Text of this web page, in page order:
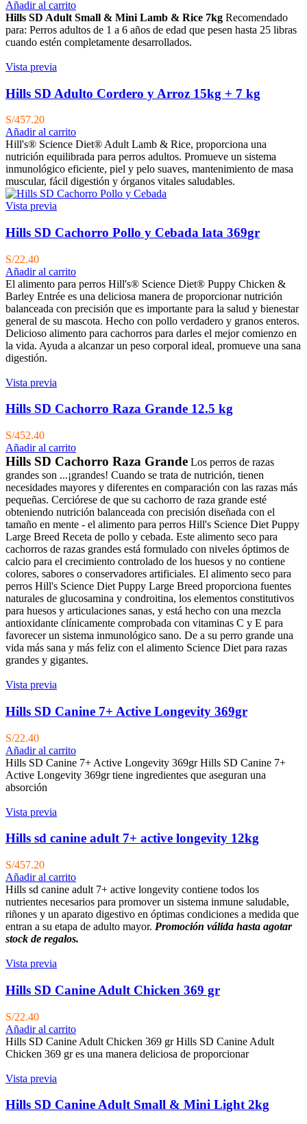
Añadir al carrito
Hills SD Adult Small & Mini Lamb & Rice 7kg Recomendado
para: Perros adultos de 1 a 6 años de edad que pesen hasta 25 libras
cuando estén completamente desarrollados.
Vista previa
Hills SD Adulto Cordero y Arroz 15kg + 7 kg
S/457.20
Añadir al carrito
Hill's® Science Diet® Adult Lamb & Rice, proporciona una
nutrición equilibrada para perros adultos. Promueve un sistema
inmunológico eficiente, piel y pelo suaves, mantenimiento de masa
muscular, fácil digestión y órganos vitales saludables.
Vista previa
Hills SD Cachorro Pollo y Cebada lata 369gr
S/22.40
Añadir al carrito
El alimento para perros Hill's® Science Diet® Puppy Chicken &
Barley Entrée es una deliciosa manera de proporcionar nutrición
balanceada con precisión que es importante para la salud y bienestar
general de su mascota. Hecho con pollo verdadero y granos enteros.
Delicioso alimento para cachorros para darles el mejor comienzo en
la vida. Ayuda a alcanzar un peso corporal ideal, promueve una sana
digestión.
Vista previa
Hills SD Cachorro Raza Grande 12.5 kg
S/452.40
Añadir al carrito
Hills SD Cachorro Raza Grande Los perros de razas
grandes son ...¡grandes! Cuando se trata de nutrición, tienen
necesidades mayores y diferentes en comparación con las razas más
pequeñas. Cerciórese de que su cachorro de raza grande esté
obteniendo nutrición balanceada con precisión diseñada con el
tamaño en mente - el alimento para perros Hill's Science Diet Puppy
Large Breed Receta de pollo y cebada. Este alimento seco para
cachorros de razas grandes está formulado con niveles óptimos de
calcio para el crecimiento controlado de los huesos y no contiene
colores, sabores o conservadores artificiales. El alimento seco para
perros Hill's Science Diet Puppy Large Breed proporciona fuentes
naturales de glucosamina y condroitina, los elementos constitutivos
para huesos y articulaciones sanas, y está hecho con una mezcla
antioxidante clínicamente comprobada con vitaminas C y E para
favorecer un sistema inmunológico sano. De a su perro grande una
vida más sana y más feliz con el alimento Science Diet para razas
grandes y gigantes.
Vista previa
Hills SD Canine 7+ Active Longevity 369gr
S/22.40
Añadir al carrito
Hills SD Canine 7+ Active Longevity 369gr Hills SD Canine 7+
Active Longevity 369gr tiene ingredientes que aseguran una
absorción
Vista previa
Hills sd canine adult 7+ active longevity 12kg
S/457.20
Añadir al carrito
Hills sd canine adult 7+ active longevity contiene todos los
nutrientes necesarios para promover un sistema inmune saludable,
riñones y un aparato digestivo en óptimas condiciones a medida que
entran a su etapa de adulto mayor. Promoción válida hasta agotar
stock de regalos.
Vista previa
Hills SD Canine Adult Chicken 369 gr
S/22.40
Añadir al carrito
Hills SD Canine Adult Chicken 369 gr Hills SD Canine Adult
Chicken 369 gr es una manera deliciosa de proporcionar
Vista previa
Hills SD Canine Adult Small & Mini Light 2kg